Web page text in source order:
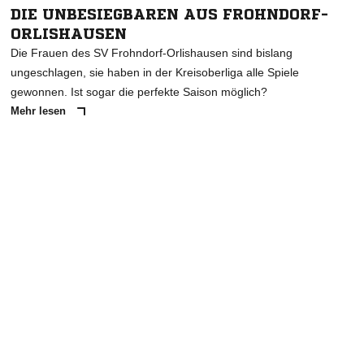
DIE UNBESIEGBAREN AUS FROHNDORF-
ORLISHAUSEN
Die Frauen des SV Frohndorf-Orlishausen sind bislang
ungeschlagen, sie haben in der Kreisoberliga alle Spiele
gewonnen. Ist sogar die perfekte Saison möglich?
Mehr lesen